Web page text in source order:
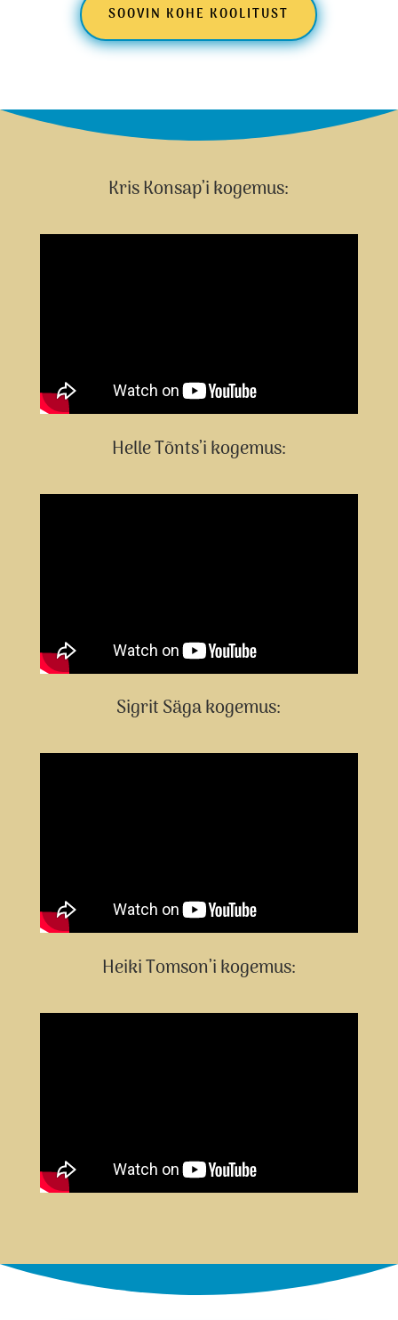
SOOVIN KOHE KOOLITUST
Kris Konsap’i kogemus:
Helle Tõnts’i kogemus:
Sigrit Säga kogemus:
Heiki Tomson’i kogemus: